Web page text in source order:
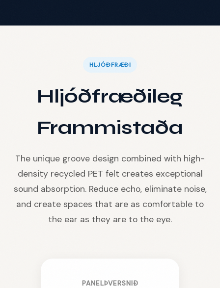
HLJÓÐFRÆÐI
Hljóðfræðileg
Frammistaða
The unique groove design combined with high-
density recycled PET felt creates exceptional
sound absorption. Reduce echo, eliminate noise,
and create spaces that are as comfortable to
the ear as they are to the eye.
PANELÞVERSNIÐ